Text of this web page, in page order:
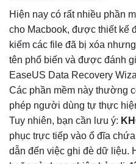
Hiện nay có rất nhiều phần
cho Macbook, được thiết kế
kiếm các file đã bị xóa
tên phổ biến và được đánh
EaseUS Data Recovery
Các phần mềm này thường
phép người dùng tự thực
Tuy nhiên, bạn cần lưu ý:
phục trực tiếp vào ổ đĩa
dẫn đến việc ghi đè dữ liệu.